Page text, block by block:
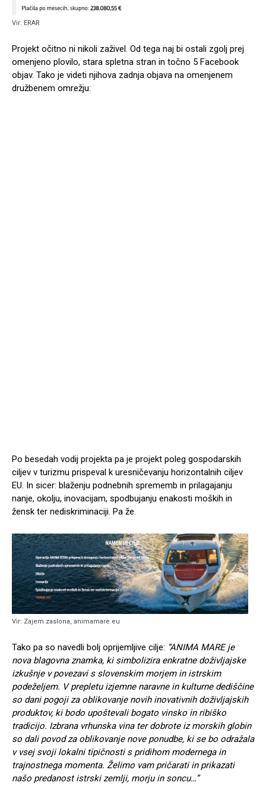
Vir: ERAR
Projekt očitno ni nikoli zaživel. Od tega naj bi ostali zgolj prej
omenjeno plovilo, stara spletna stran in točno 5 Facebook
objav. Tako je videti njihova zadnja objava na omenjenem
družbenem omrežju:
Po besedah vodij projekta pa je projekt poleg gospodarskih
ciljev v turizmu prispeval k uresničevanju horizontalnih ciljev
EU. In sicer: blaženju podnebnih sprememb in prilagajanju
nanje, okolju, inovacijam, spodbujanju enakosti moških in
žensk ter nediskriminaciji. Pa že.
Vir: Zajem zaslona, animamare.eu
Tako pa so navedli bolj oprijemljive cilje: “ANIMA MARE je
nova blagovna znamka, ki simbolizira enkratne doživljajske
izkušnje v povezavi s slovenskim morjem in istrskim
podeželjem. V prepletu izjemne naravne in kulturne dediščine
so dani pogoji za oblikovanje novih inovativnih doživljajskih
produktov, ki bodo upoštevali bogato vinsko in ribiško
tradicijo. Izbrana vrhunska vina ter dobrote iz morskih globin
so dali povod za oblikovanje nove ponudbe, ki se bo odražala
v vsej svoji lokalni tipičnosti s pridihom modernega in
trajnostnega momenta. Želimo vam pričarati in prikazati
našo predanost istrski zemlji, morju in soncu…”